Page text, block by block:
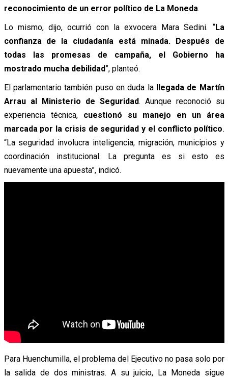
reconocimiento de un error político de La Moneda.
Lo mismo, dijo, ocurrió con la exvocera Mara Sedini. “La
confianza de la ciudadanía está minada. Después de
todas las promesas de campaña, el Gobierno ha
mostrado mucha debilidad”, planteó.
El parlamentario también puso en duda lallegada de Martín
Arrau al Ministerio de Seguridad. Aunque reconoció su
experiencia técnica, cuestionó su manejo en un área
marcada por la crisis de seguridad y el conflicto político.
“La seguridad involucra inteligencia, migración, municipios y
coordinación institucional. La pregunta es si esto es
nuevamente una apuesta”, indicó.
Para Huenchumilla, el problema del Ejecutivo no pasa solo por
la salida de dos ministras. A su juicio, La Moneda sigue